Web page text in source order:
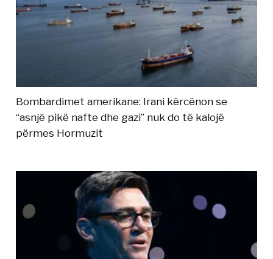
Bombardimet amerikane: Irani kërcënon se
“asnjë pikë nafte dhe gazi” nuk do të kalojë
përmes Hormuzit